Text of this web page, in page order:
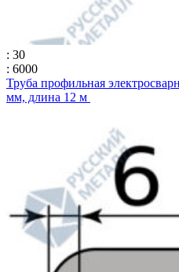
: 30
: 6000
Труба профильная
мм, длина 12 м